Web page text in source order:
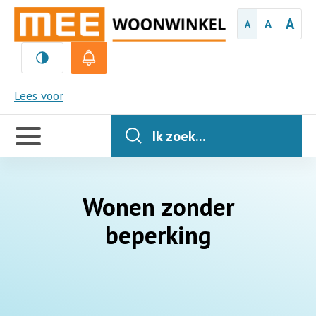
A A A
Lees voor
MEE
Handige
links
Ik zoek...
Wonen zonder
beperking